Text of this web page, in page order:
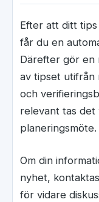
Efter att ditt
får du en
Därefter gör en
av tipset utifrån
och
relevant tas det
planeringsmöte.
Om din
nyhet,
för vidare